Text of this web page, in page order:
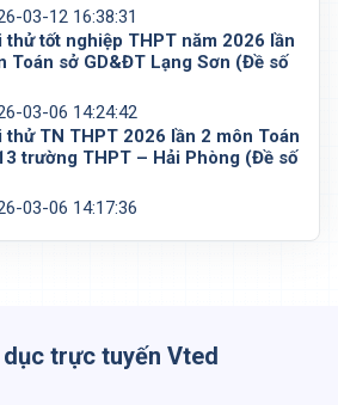
03-12 16:38:31
thử tốt nghiệp THPT năm 2026 lần
Toán sở GD&ĐT Lạng Sơn (Đề số
03-06 14:24:42
thử TN THPT 2026 lần 2 môn Toán
trường THPT – Hải Phòng (Đề số
03-06 14:17:36
trực tuyến Vted